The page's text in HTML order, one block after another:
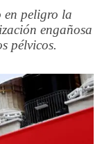
en peligro la
engañosa
pélvicos.